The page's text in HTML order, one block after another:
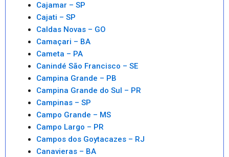
Cajamar – SP
Cajati – SP
Caldas Novas – GO
Camaçari – BA
Cameta – PA
Canindé São Francisco – SE
Campina Grande – PB
Campina Grande do Sul – PR
Campinas – SP
Campo Grande – MS
Campo Largo – PR
Campos dos Goytacazes – RJ
Canavieras – BA